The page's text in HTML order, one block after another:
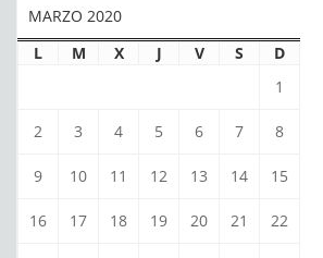
MARZO 2020
L
M X J V S
D
1
2 3 4 5 6 7 8
9 10 11 12 13 14 15
16 17 18 19 20 21 22